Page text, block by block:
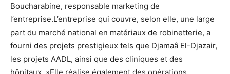
Boucharabine, responsable marketing de
l’entreprise.L’entreprise qui couvre, selon elle, une large
part du marché national en matériaux de robinetterie, a
fourni des projets prestigieux tels que Djamaâ El-Djazair,
les projets AADL, ainsi que des cliniques et des